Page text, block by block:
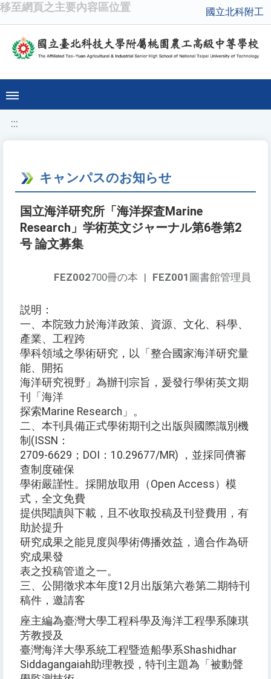
移至網頁之主要內容區位置 國立北科附工
:::
キャンパスのお知らせ
国立海洋研究所「海洋探査Marine
Research」学術英文ジャーナル第6巻第2
号 論文募集
FEZ001 圖書館管理員
FEZ002700冊の本 |
説明：
一、本院致力於海洋政策、資源、文化、科學、
產業、工程跨
學科領域之學術研究，以「整合國家海洋研究量
能、開拓
海洋研究視野」為辦刊宗旨，爰發行學術英文期
刊「海洋
探索Marine Research」。
二、本刊具備正式學術期刊之出版與國際識別機
制(ISSN：
2709-6629；DOI：10.29677/MR) ，並採同儕審
查制度確保
學術嚴謹性。採開放取用（Open Access）模
式，全文免費
提供閱讀與下載，且不收取投稿及刊登費用，有
助於提升
研究成果之能見度與學術傳播效益，適合作為研
究成果發
表之投稿管道之一。
三、公開徵求本年度12月出版第六卷第二期特刊
稿件，邀請客
座主編為臺灣大學工程科學及海洋工程學系陳琪
芳教授及
臺灣海洋大學系統工程暨造船學系Shashidhar
Siddagangaiah助理教授，特刊主題為「被動聲